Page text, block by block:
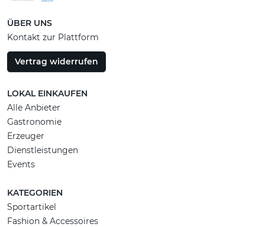
ÜBER UNS
Kontakt zur Plattform
Vertrag widerrufen
LOKAL EINKAUFEN
Alle Anbieter
Gastronomie
Erzeuger
Dienstleistungen
Events
KATEGORIEN
Sportartikel
Fashion & Accessoires